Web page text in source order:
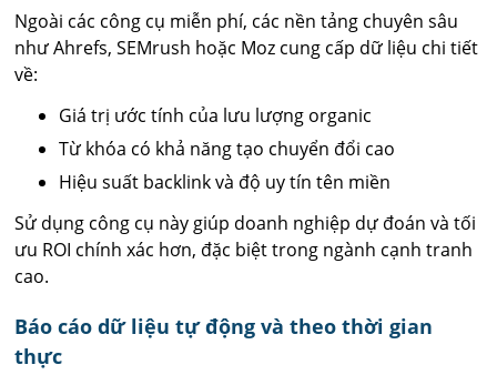
Ngoài các công cụ miễn phí, các nền tảng chuyên sâu
như Ahrefs, SEMrush hoặc Moz cung cấp dữ liệu chi tiết
về:
Giá trị ước tính của lưu lượng organic
Từ khóa có khả năng tạo chuyển đổi cao
Hiệu suất backlink và độ uy tín tên miền
Sử dụng công cụ này giúp doanh nghiệp dự đoán và tối
ưu ROI chính xác hơn, đặc biệt trong ngành cạnh tranh
cao.
Báo cáo dữ liệu tự động và theo thời gian
thực